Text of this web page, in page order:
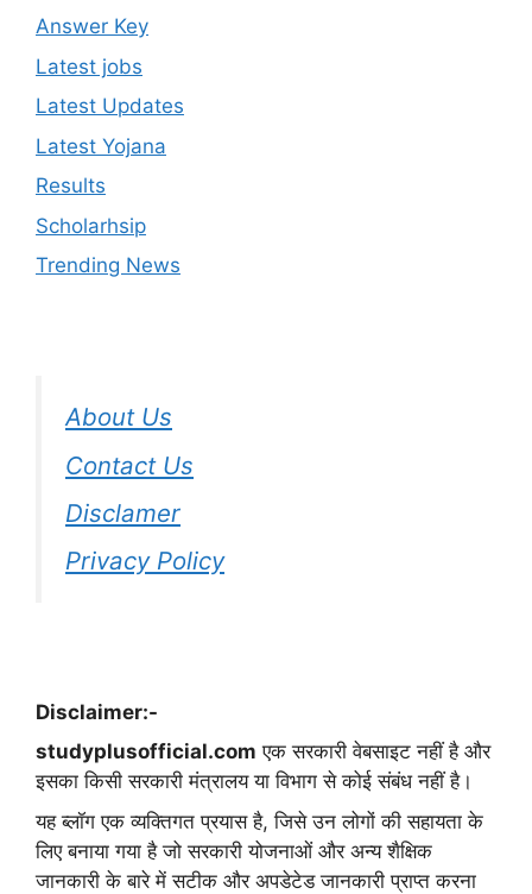
Answer Key
Latest jobs
Latest Updates
Latest Yojana
Results
Scholarhsip
Trending News
About Us
Contact Us
Disclamer
Privacy Policy
Disclaimer:-
studyplusofficial.com एक सरकारी वेबसाइट नहीं है और
इसका किसी सरकारी मंत्रालय या विभाग से कोई संबंध नहीं है।
यह ब्लॉग एक व्यक्तिगत प्रयास है, जिसे उन लोगों की सहायता के
लिए बनाया गया है जो सरकारी योजनाओं और अन्य शैक्षिक
जानकारी के बारे में सटीक और अपडेटेड जानकारी प्राप्त करना